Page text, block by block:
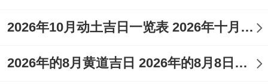
福泽深厚。冲兔煞东,属兔之人理发需留意。
5月16日（星期六，农历三月三十）
2026年10月动土吉日一览表 2026年十月六日能动土吗
2026年的8月黄道吉日 2026年的8月8日是星期几